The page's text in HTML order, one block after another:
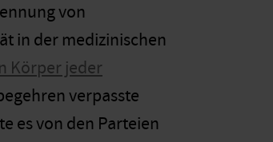
von
in der medizinischen
Körper jeder
verpasste
es von den Parteien